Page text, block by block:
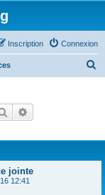
Connexion
Inscription
Rechercher
jointe
12:41